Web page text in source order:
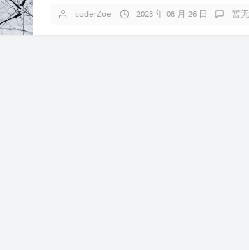
coderZoe 2023 年 08 月 26 日 暂